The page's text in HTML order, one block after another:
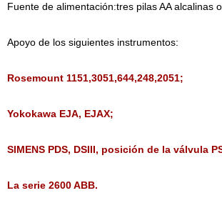
Fuente de alimentación:tres pilas AA alcalinas
Apoyo de los siguientes instrumentos:
Rosemount 1151,3051,644,248,2051;
Yokokawa EJA, EJAX;
SIMENS PDS, DSIII, posición de la válvula
La serie 2600 ABB.